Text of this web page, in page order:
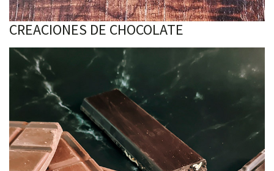
CREACIONES DE CHOCOLATE